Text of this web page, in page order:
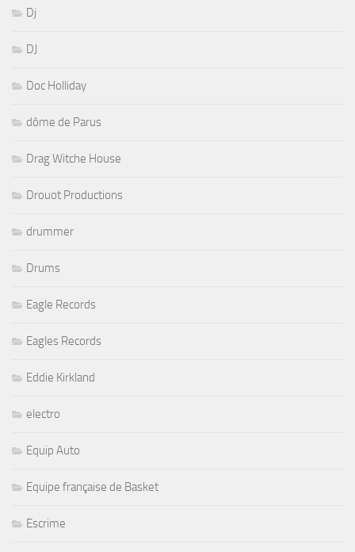
Dj
DJ
Doc Holliday
dôme de Parus
Drag Witche House
Drouot Productions
drummer
Drums
Eagle Records
Eagles Records
Eddie Kirkland
electro
Equip Auto
Equipe française de Basket
Escrime